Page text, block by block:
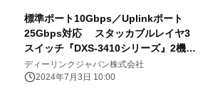
標準ポート10Gbps／Uplinkポート
25Gbps対応 スタッカブルレイヤ3
スイッチ『DXS-3410シリーズ』2機種
を 7月3日より販売開始
ディーリンクジャパン株式会社
2024年7月3日 10:00